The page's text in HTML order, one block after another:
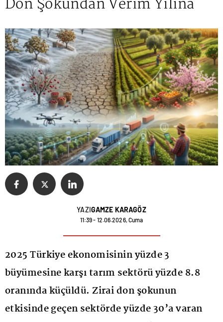
Don Şokundan Verim Yılına
YAZIGAMZE KARAGÖZ
11:39 - 12.06.2026, Cuma
2025 Türkiye ekonomisinin yüzde 3
büyümesine karşı tarım sektörü yüzde 8.8
oranında küçüldü. Zirai don şokunun
etkisinde geçen sektörde yüzde 30’a varan